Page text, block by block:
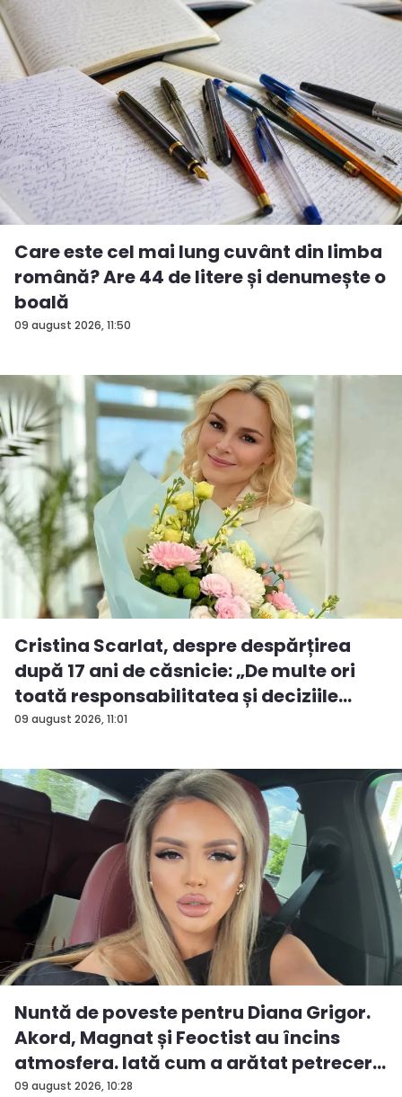
09 august 2026, 11:50
Care este cel mai lung cuvânt din limba
română? Are 44 de litere și denumește o
boală
09 august 2026, 11:01
Cristina Scarlat, despre despărțirea
după 17 ani de căsnicie: „De multe ori
toată responsabilitatea și deciziile
erau...
09 august 2026, 10:28
Nuntă de poveste pentru Diana Grigor.
Akord, Magnat și Feoctist au încins
atmosfera. Iată cum a arătat petrecer...